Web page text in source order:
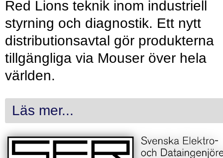
Red Lions teknik inom industriell
styrning och diagnostik. Ett nytt
distributionsavtal gör produkterna
tillgängliga via Mouser över hela
världen.
Läs mer...